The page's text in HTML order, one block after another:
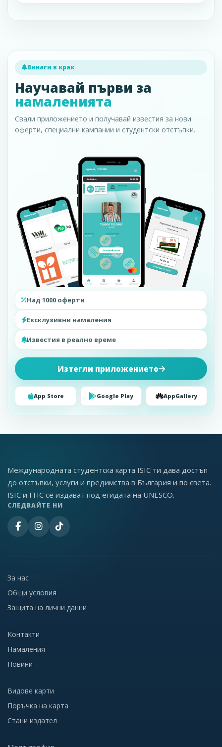
Винаги в крак
Научавай първи за
намаленията
Свали приложението и получавай известия за нови
оферти, специални кампании и студентски отстъпки.
Над 1000 оферти
Ексклузивни намаления
Известия в реално време
Изтегли приложението
App Store Google Play AppGallery
Международната студентска карта ISIC ти дава достъп
до отстъпки, услуги и предимства в България и по света.
ISIC и ITIC се издават под егидата на UNESCO.
СЛЕДВАЙТЕ НИ
За нас
Общи условия
Защита на лични данни
Контакти
Намаления
Новини
Видове карти
Поръчка на карта
Стани издател